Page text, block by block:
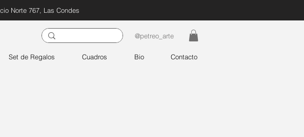
Norte 767, Las Condes
@petreo_arte
Set de Regalos Cuadros Bio Contacto